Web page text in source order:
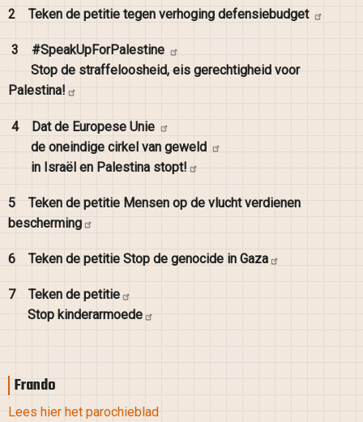
2 Teken de petitie tegen verhoging defensiebudget
3
#SpeakUpForPalestine
Stop de straffeloosheid, eis gerechtigheid voor
Palestina!
4 Dat de Europese Unie
de oneindige cirkel van geweld
in Israël en Palestina stopt!
5 Teken de petitie Mensen op de vlucht verdienen
bescherming
6 Teken de petitie Stop de genocide in Gaza
7 Teken de petitie
Stop kinderarmoede
Frando
Lees hier het parochieblad